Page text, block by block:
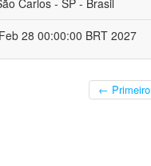
Carlos - SP - Brasil
28 00:00:00 BRT 2027
← Primeiro